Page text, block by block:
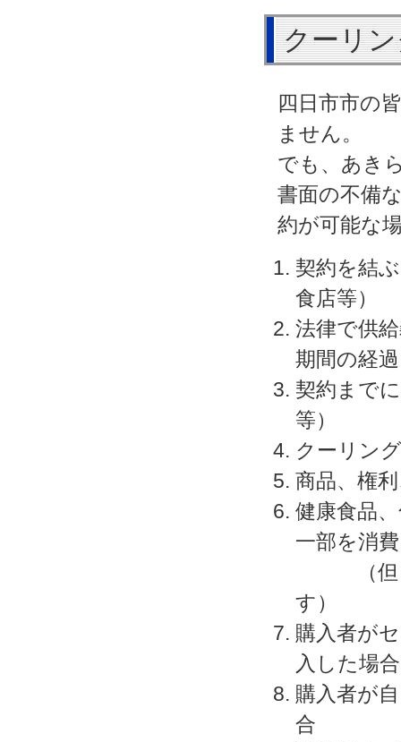
クーリ
四日市市の
ません。
でも、あき
書面の不備
約が可能な
契約を結
食店等）
法律で供
期間の経
契約まで
等）
クーリン
商品、権
健康食品
一部を消
（但し
す）
購入者が
入した場合
購入者が
合